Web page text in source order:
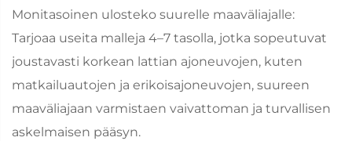
Monitasoinen ulosteko suurelle maaväliajalle:
Tarjoaa useita malleja 4–7 tasolla, jotka sopeutuvat
joustavasti korkean lattian ajoneuvojen, kuten
matkailuautojen ja erikoisajoneuvojen, suureen
maaväliajaan varmistaen vaivattoman ja turvallisen
askelmaisen pääsyn.